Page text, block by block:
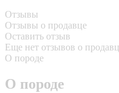
Отзывы
Отзывы о продавце
Оставить отзыв
Еще нет отзывов о
О породе
О породе